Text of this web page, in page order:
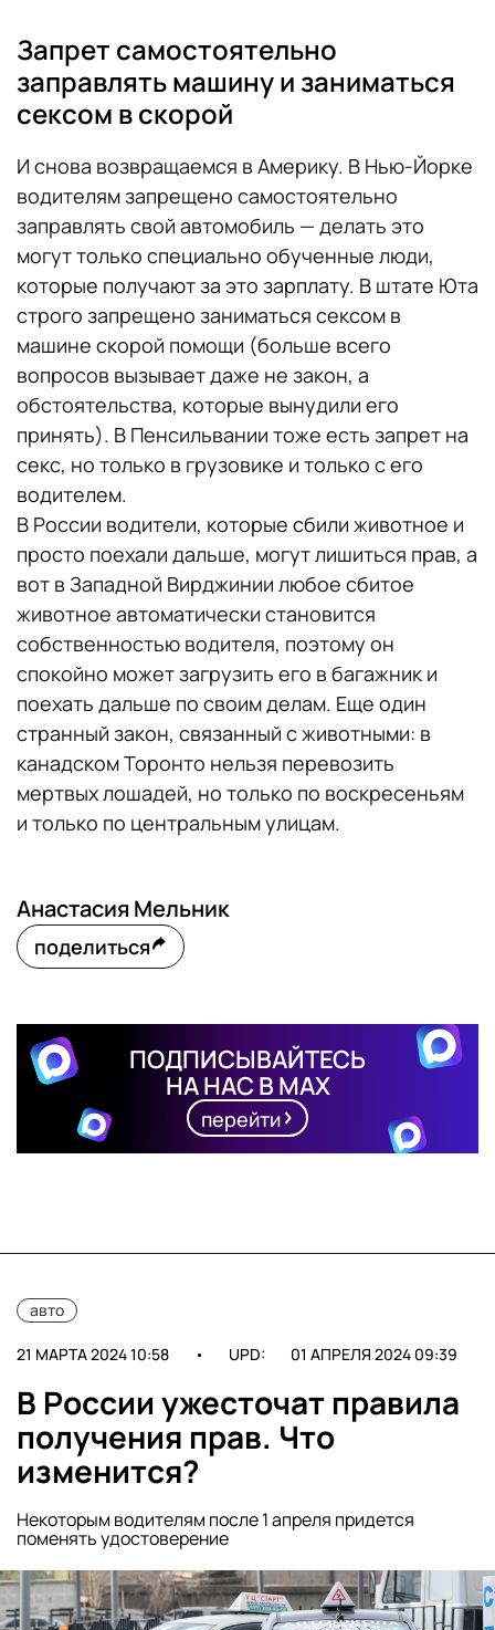
Запрет самостоятельно
заправлять машину и заниматься
сексом в скорой
И снова возвращаемся в Америку. В Нью-Йорке
водителям запрещено самостоятельно
заправлять свой автомобиль — делать это
могут только специально обученные люди,
которые получают за это зарплату. В штате Юта
строго запрещено заниматься сексом в
машине скорой помощи (больше всего
вопросов вызывает даже не закон, а
обстоятельства, которые вынудили его
принять). В Пенсильвании тоже есть запрет на
секс, но только в грузовике и только с его
водителем.
В России водители, которые сбили животное и
просто поехали дальше, могут лишиться прав, а
вот в Западной Вирджинии любое сбитое
животное автоматически становится
собственностью водителя, поэтому он
спокойно может загрузить его в багажник и
поехать дальше по своим делам. Еще один
странный закон, связанный с животными: в
канадском Торонто нельзя перевозить
мертвых лошадей, но только по воскресеньям
и только по центральным улицам.
Анастасия Мельник
поделиться
ПОДПИСЫВАЙТЕСЬ
НА НАС В MAX
перейти
авто
21 МАРТА 2024 10:58 • UPD: 01 АПРЕЛЯ 2024 09:39
В России ужесточат правила
получения прав. Что
изменится?
Некоторым водителям после 1 апреля придется
поменять удостоверение